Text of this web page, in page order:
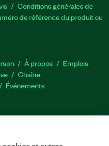
Conditions générales de
de référence du produit ou
À propos
Emplois
Chaîne
Événements
site